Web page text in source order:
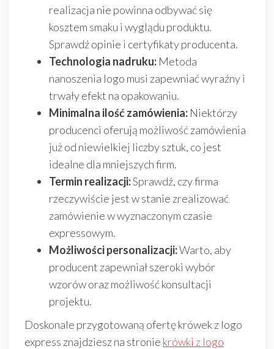
realizacja nie powinna odbywać się
kosztem smaku i wyglądu produktu.
Sprawdź opinie i certyfikaty producenta.
Technologia nadruku: Metoda
nanoszenia logo musi zapewniać wyraźny i
trwały efekt na opakowaniu.
Minimalna ilość zamówienia: Niektórzy
producenci oferują możliwość zamówienia
już od niewielkiej liczby sztuk, co jest
idealne dla mniejszych firm.
Termin realizacji:Sprawdź, czy firma
rzeczywiście jest w stanie zrealizować
zamówienie w wyznaczonym czasie
expressowym.
Możliwości personalizacji:Warto, aby
producent zapewniał szeroki wybór
wzorów oraz możliwość konsultacji
projektu.
Doskonale przygotowaną ofertę krówek z logo
express znajdziesz na stronie krówki z logo